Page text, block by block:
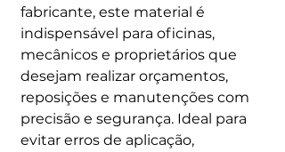
fabricante, este material é
indispensável para oficinas,
mecânicos e proprietários que
desejam realizar orçamentos,
reposições e manutenções com
precisão e segurança. Ideal para
evitar erros de aplicação,